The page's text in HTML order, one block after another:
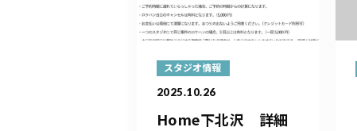
スタジオ情報
2025.10.26
Home下北沢 詳細